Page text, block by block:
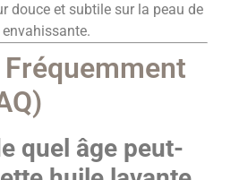
douce et subtile sur la peau de
envahissante.
quel âge peut-